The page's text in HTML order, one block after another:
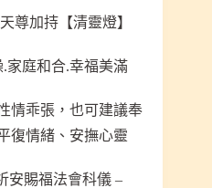
尊加持【清靈燈】
家庭和合.幸福美滿
情乖張，也可建議奉
復情緒、安撫心靈
安賜福法會科儀 –